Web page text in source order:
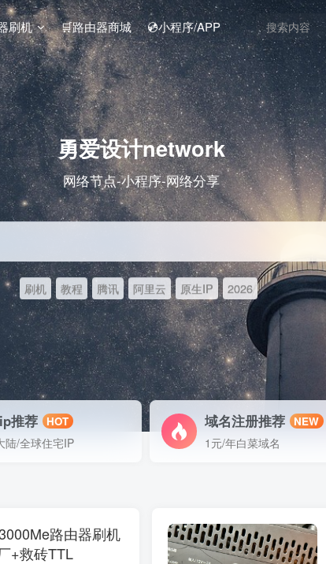
刷机 🛒路由器商城 💿小程序/APP
勇爱设计network
网络节点-小程序-网络分享
刷机 教程 腾讯 阿里云 原生IP 2026
推荐 HOT
陆/全球住宅IP
域名注册推荐 NEW
1元/年白菜域名
路由器刷机
+救砖TTL